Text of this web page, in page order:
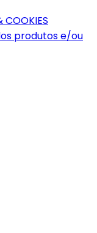
COOKIES
produtos e/ou